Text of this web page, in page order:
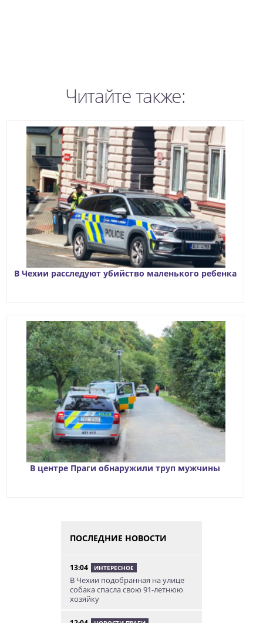
Читайте также:
В Чехии расследуют убийство маленького ребенка
В центре Праги обнаружили труп мужчины
ПОСЛЕДНИЕ НОВОСТИ
13:04 ИНТЕРЕСНОЕ
В Чехии подобранная на улице
собака спасла свою 91-летнюю
хозяйку